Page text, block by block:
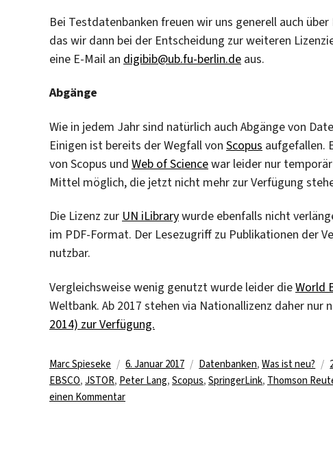
Bei Testdatenbanken freuen wir uns generell auch
das wir dann bei der Entscheidung zur weiteren
eine E-Mail an digibib@ub.fu-berlin.de aus.
Abgänge
Wie in jedem Jahr sind natürlich auch Abgänge von
Einigen ist bereits der Wegfall von Scopus aufgefallen.
von Scopus und Web of Sciencewar leider nur
Mittel möglich, die jetzt nicht mehr zur Verfügung
Die Lizenz zur UN iLibrarywurde ebenfalls nicht
im PDF-Format. Der Lesezugriff zu Publikationen der
nutzbar.
Vergleichsweise wenig genutzt wurde leider dieWorld
Weltbank. Ab 2017 stehen via Nationallizenz daher nur
2014) zur Verfügung.
Autor
Marc Spieseke
Veröffentlicht
am
6. Januar 2017 Kategorien
Datenbanken,Was ist neu?
EBSCO, JSTOR, Peter Lang, Scopus, SpringerLink, Thomson
einen Kommentarzu